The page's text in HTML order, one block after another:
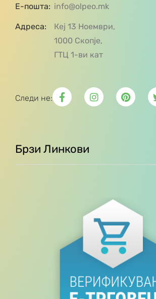
Е-пошта: info@olpeo.mk
Адреса:
Кеј 13 Ноември,
1000 Скопје,
ГТЦ 1-ви кат
Следи не:
Брзи Линкови